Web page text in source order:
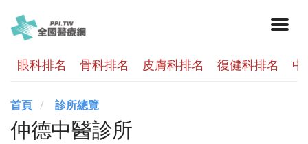
眼科排名 骨科排名 皮膚科排名 復健科排名
首頁 診所總覽
仲德中醫診所